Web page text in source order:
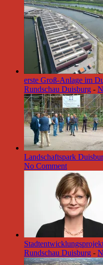
erste Groß-Anlage im
Rundschau Duisburg -
Landschaftspark
No Comment
Rundschau Duisburg -